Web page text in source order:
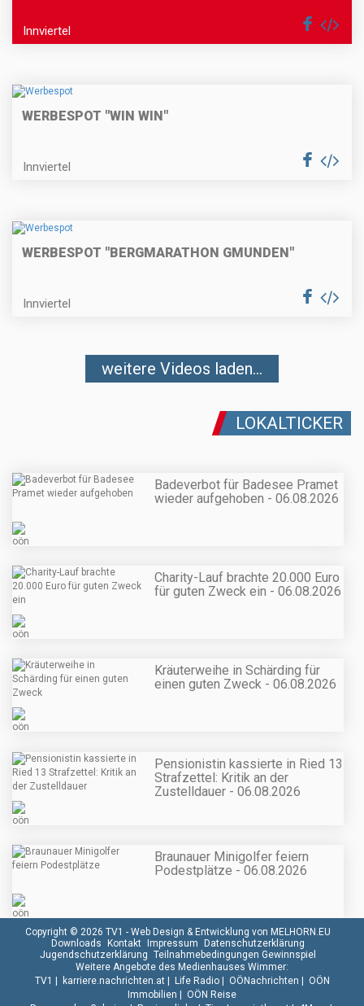
Innviertel
WERBESPOT "WIN WIN"
Innviertel
WERBESPOT "BERGMARATHON GMUNDEN"
Innviertel
weitere Videos laden...
LOKALTICKER
Badeverbot für Badesee Pramet
wieder aufgehoben - 06.08.2026
Charity-Lauf brachte 20.000 Euro
für guten Zweck ein - 06.08.2026
Kräuterweihe in Schärding für
einen guten Zweck - 06.08.2026
Pensionistin kassierte in Ried 13
Strafzettel: Kritik an der
Zustelldauer - 06.08.2026
Braunauer Minigolfer feiern
Podestplätze - 06.08.2026
Copyright © 2026 TV1 - Web Design & Entwicklung von MELHORN.EU
Downloads Kontakt Impressum Datenschutzerklärung
Jugendschutzerklärung Teilnahmebedingungen Gewinnspiel
Weitere Angebote des Medienhauses Wimmer:
TV1 | karriere.nachrichten.at| Life Radio| OÖNachrichten | OÖN
Immobilien | OÖN Reise